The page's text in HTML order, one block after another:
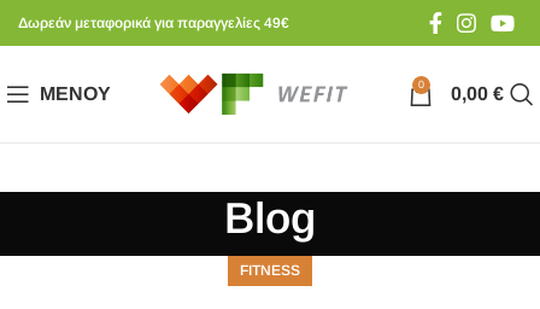
Δωρεάν μεταφορικά για παραγγελίες 49€
ΜΕΝΟΎ 0 0,00 €
Blog
FITNESS